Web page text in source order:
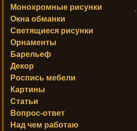
Монохромные рисунки
Окна обманки
Светящиеся рисунки
Орнаменты
Барельеф
Декор
Роспись мебели
Картины
Статьи
Вопрос-ответ
Над чем работаю